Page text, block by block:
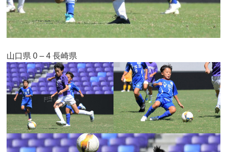
山口県 0 – 4 長崎県